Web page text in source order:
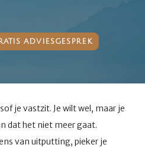
adviesgesprek
je vastzit. Je wilt wel, maar je
dat het niet meer gaat.
van uitputting, pieker je